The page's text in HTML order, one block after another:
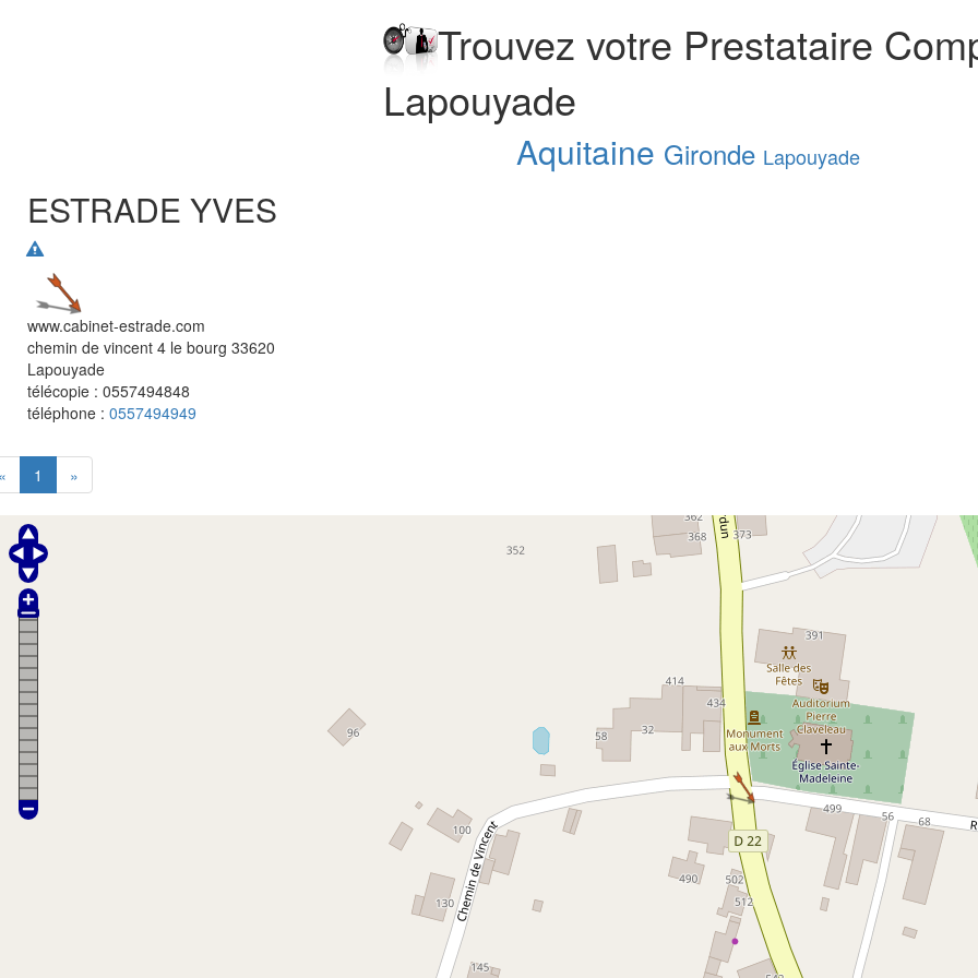
Trouvez votre Prestataire
Lapouyade
Aquitaine Gironde Lapouyade
ESTRADE YVES
www.cabinet-estrade.com
chemin de vincent 4 le bourg 33620
Lapouyade
télécopie : 0557494848
téléphone : 0557494949
1 »